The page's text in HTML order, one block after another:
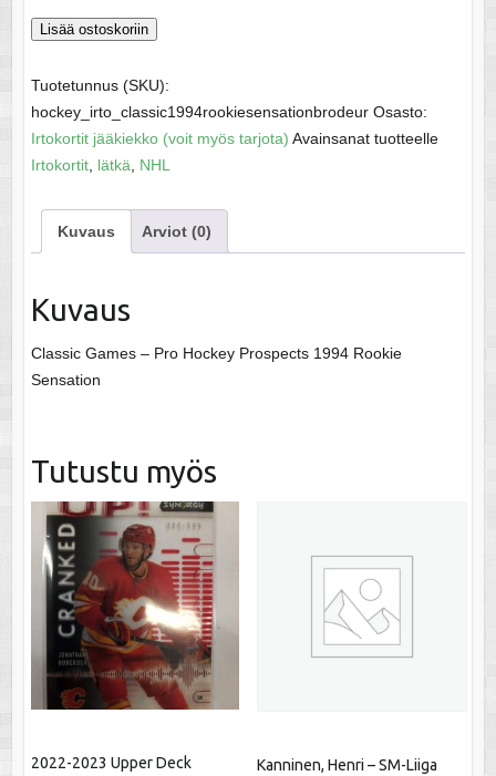
Brodeur,
-
NHL
1994
määrä
Lisää ostoskoriin
Tuotetunnus (SKU):
hockey_irto_classic1994rookiesensationbrodeur Osasto:
Irtokortit jääkiekko (voit myös tarjota) Avainsanat tuotteelle
Irtokortit, lätkä, NHL
Kuvaus Arviot (0)
Kuvaus
Classic Games – Pro Hockey Prospects 1994 Rookie
Sensation
Tutustu myös
2022-2023 Upper Deck Kanninen, Henri – SM-Liiga